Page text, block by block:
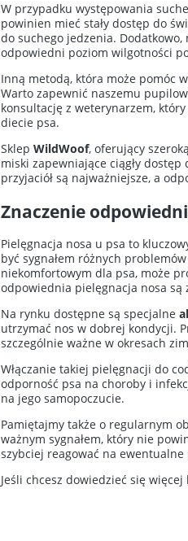
W przypadku występowania
powinien mieć stały dostęp do
do suchego jedzenia.
odpowiedni poziom wilgotności
Inną metodą, która może pomóc
Warto zapewnić naszemu
konsultację z weterynarzem,
diecie psa.
Sklep WildWoof, oferujący
miski zapewniające ciągły
przyjaciół są najważniejsze, a
Znaczenie
Pielęgnacja nosa u psa to
być sygnałem różnych
niekomfortowym dla psa, może
odpowiednia pielęgnacja nosa są
Na rynku dostępne są specjalne
utrzymać nos w dobrej kondycji.
szczególnie ważne w okresach
Włączanie takiej pielęgnacji do
odporność psa na choroby i
na jego samopoczucie.
Pamiętajmy także o regularnym
ważnym sygnałem, który nie
szybciej reagować na
Jeśli chcesz dowiedzieć się